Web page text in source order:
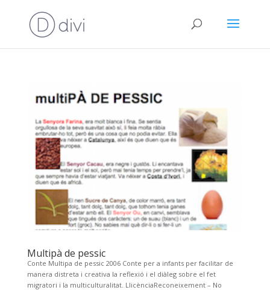
Multipà de pessic
Conte Multipa de pessic 2006 Conte per a infants per facilitar de
manera distreta i creativa la reflexió i el diàleg sobre el fet
migratori i la multiculturalitat. LlicènciaReconeixement – No